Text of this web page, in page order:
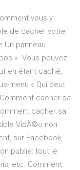
vous y
de cacher votre
Un panneau
». Vous pouvez
en étant caché,
menu « Qui peut
cacher sa
cacher sa
VidÃ©o non
sur Facebook,
publie: tout le
etc. Comment